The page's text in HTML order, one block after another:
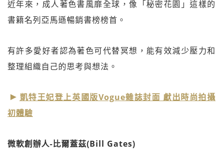
近年來，成人著色書風靡全球，像「秘密花園」這樣的
書籍名列亞馬遜暢銷書榜榜首。
有許多愛好者認為著色可代替冥想，能有效減少壓力和
整理組織自己的思考與想法。
凱特王妃登上英國版Vogue雜誌封面 獻出時尚拍攝
初體驗
微軟創辦人-比爾蓋茲(Bill Gates)